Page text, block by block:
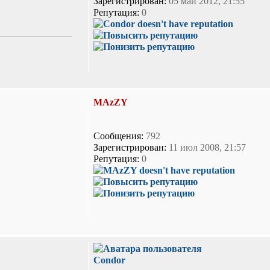
Репутация: 0
MAzZY
Сообщения: 792
Зарегистрирован: 11 июл 2008, 21:57
Репутация: 0
Condor